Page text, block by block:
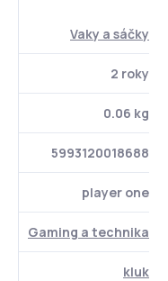
Vaky a sáčky
2 roky
0.06 kg
5993120018688
player one
Gaming a technika
kluk